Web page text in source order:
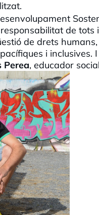
de
de drets
i inclusives.
Perea, educador